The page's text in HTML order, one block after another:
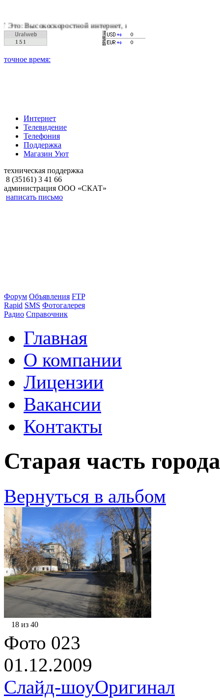
интернет, качественное цифровое и кабельное
Интернет
Телевидение
Телефония
Поддержка
Магазин Уют
техническая поддержка
8 (35161) 3 41 66
администрация ООО «СКАТ»
написать письмо
Форум Объявления FTP
Rapid SMS Фотогалерея
Радио Справочник
Главная
О компании
Лицензии
Вакансии
Контакты
Старая часть
Вернуться в альбом
18 из 40
Фото 023
01.12.2009
Слайд-шоуОригинал